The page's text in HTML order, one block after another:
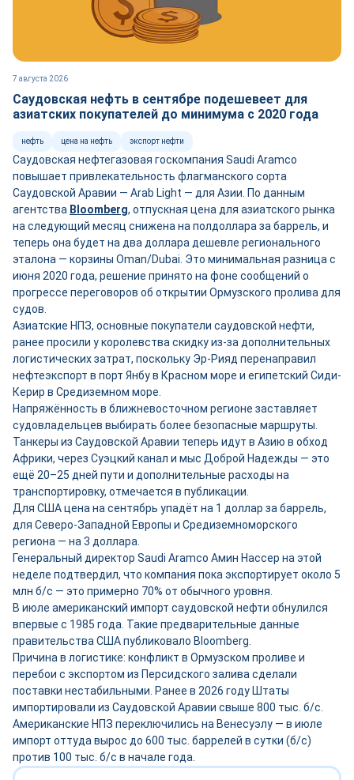
7 августа 2026
Саудовская нефть в сентябре подешевеет для
азиатских покупателей до минимума с 2020 года
нефть цена на нефть экспорт нефти
Саудовская нефтегазовая госкомпания Saudi Aramco
повышает привлекательность флагманского сорта
Саудовской Аравии — Arab Light — для Азии. По данным
агентства Bloomberg, отпускная цена для азиатского рынка
на следующий месяц снижена на полдоллара за баррель, и
теперь она будет на два доллара дешевле регионального
эталона — корзины Oman/Dubai. Это минимальная разница с
июня 2020 года, решение принято на фоне сообщений о
прогрессе переговоров об открытии Ормузского пролива для
судов.
Азиатские НПЗ, основные покупатели саудовской нефти,
ранее просили у королевства скидку из-за дополнительных
логистических затрат, поскольку Эр-Рияд перенаправил
нефтеэкспорт в порт Янбу в Красном море и египетский Сиди-
Керир в Средиземном море.
Напряжённость в ближневосточном регионе заставляет
судовладельцев выбирать более безопасные маршруты.
Танкеры из Саудовской Аравии теперь идут в Азию в обход
Африки, через Суэцкий канал и мыс Доброй Надежды — это
ещё 20–25 дней пути и дополнительные расходы на
транспортировку, отмечается в публикации.
Для США цена на сентябрь упадёт на 1 доллар за баррель,
для Северо-Западной Европы и Средиземноморского
региона — на 3 доллара.
Генеральный директор Saudi Aramco Амин Нассер на этой
неделе подтвердил, что компания пока экспортирует около 5
млн б/с — это примерно 70% от обычного уровня.
В июле американский импорт саудовской нефти обнулился
впервые с 1985 года. Такие предварительные данные
правительства США публиковало Bloomberg.
Причина в логистике: конфликт в Ормузском проливе и
перебои с экспортом из Персидского залива сделали
поставки нестабильными. Ранее в 2026 году Штаты
импортировали из Саудовской Аравии свыше 800 тыс. б/с.
Американские НПЗ переключились на Венесуэлу — в июле
импорт оттуда вырос до 600 тыс. баррелей в сутки (б/с)
против 100 тыс. б/с в начале года.